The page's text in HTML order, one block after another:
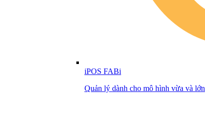
iPOS FABi
Quản lý dành cho mô hình vừa và lớn